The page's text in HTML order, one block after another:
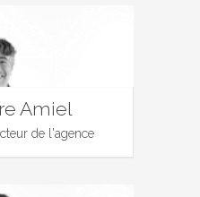
Amiel
de l'agence